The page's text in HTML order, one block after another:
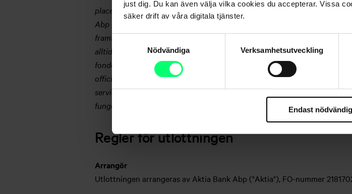
just dig. Du kan även välja vilka cookies du accepterar. Vissa
säker drift av våra digitala tjänster.
Samtyckesval
Nödvändiga
Verksamhetsutveckling
Endast
placeraren kan förlora sina placerade medel helt eller delvis. Även den
Abp given individuell rekommendation för kunden. Aktia Bank Abp
framtida resultat omfattas av beskattning beroende på varje
alltid innan placeringsbeslutet bekanta sig med det finansiella
fondens basfakta för investerare och fondprospekt. Stadgarna,
officiella dokument samt Aktia Bank Abp:s meddelande till investerare
serviceställen och på adressen www.aktia.fi. Fonderna förvaltas av
fungerar som ombud för Aktia Fondbolag Ab.
Regler för utlottningen
Arrangör
Utlottningen arrangeras av Aktia Bank Abp ("Aktia"), FO-nummer